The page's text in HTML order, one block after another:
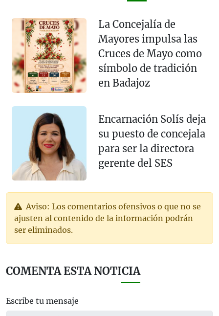
La Concejalía de
Mayores impulsa las
Cruces de Mayo como
símbolo de tradición
en Badajoz
Encarnación Solís deja
su puesto de concejala
para ser la directora
gerente del SES
Aviso: Los comentarios ofensivos o que no se
ajusten al contenido de la información podrán
ser eliminados.
COMENTA ESTA NOTICIA
Escribe tu mensaje